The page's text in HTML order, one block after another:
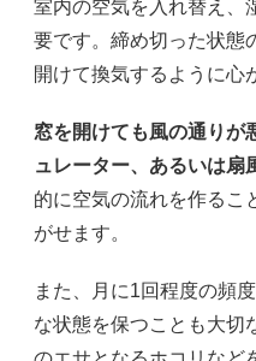
室内の空気を入れ替え、
要です。締め切った状態
開けて換気するように心
窓を開けても風の通りが
ュレーター、あるいは扇
的に空気の流れを作るこ
がせます。
また、月に1回程度の頻
な状態を保つことも大切